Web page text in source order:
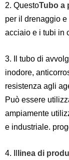
2. QuestoTubo a
per il drenaggio
acciaio e i tubi in
3. Il tubo di
inodore,
resistenza agli
Può essere
ampiamente
e industriale.
4. Il
linea di